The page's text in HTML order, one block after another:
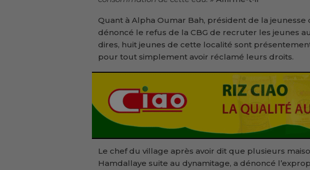
Quant à Alpha Oumar Bah, président de la jeunesse
dénoncé le refus de la CBG de recruter les jeunes
dires, huit jeunes de cette localité sont
pour tout simplement avoir réclamé leurs droits.
Le chef du village après avoir dit que plusieurs
Hamdallaye suite au dynamitage, a dénoncé